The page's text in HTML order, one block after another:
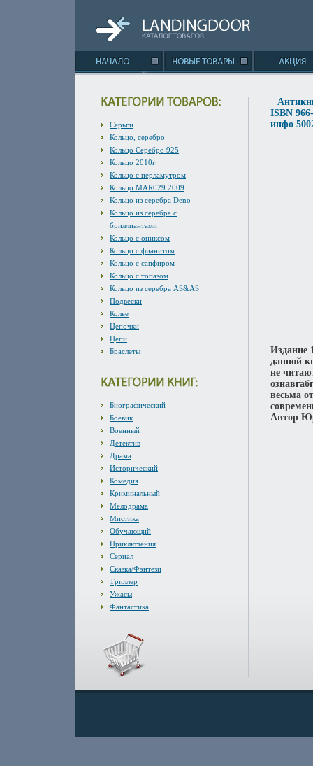
Серьги
Кольцо, серебро
Кольцо Серебро 925
Кольцо 2010г.
Кольцо с перламутром
Кольцо MAR029 2009
Кольцо из серебра Deno
Кольцо из серебра с
бриллиантами
Кольцо с ониксом
Кольцо с фианитом
Кольцо с сапфиром
Кольцо с топазом
Кольцо из серебра AS&AS
Подвески
Колье
Цепочки
Цепи
Браслеты
Биографический
Боевик
Военный
Детектив
Драма
Исторический
Комедия
Криминальный
Мелодрама
Мистика
Обучающий
Приключения
Сериал
Сказка/Фэнтези
Триллер
Ужасы
Фантастика
ISBN
инфо
Издание
данной
не
весьма
Автор